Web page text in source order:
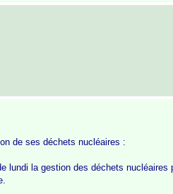
de ses déchets nucléaires :
lundi la gestion des déchets